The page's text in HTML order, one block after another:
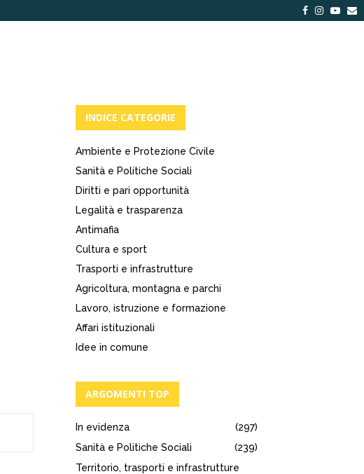
Facebook
INDICE CATEGORIE
Ambiente e Protezione Civile
Sanità e Politiche Sociali
Diritti e pari opportunità
Legalità e trasparenza
Antimafia
Cultura e sport
Trasporti e infrastrutture
Agricoltura, montagna e parchi
Lavoro, istruzione e formazione
Affari istituzionali
Idee in comune
ARGOMENTI TOP
In evidenza
(297)
Sanità e Politiche Sociali
(239)
Territorio, trasporti e infrastrutture